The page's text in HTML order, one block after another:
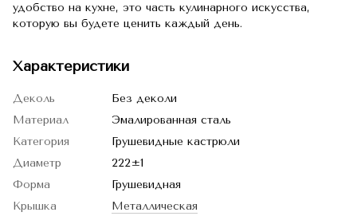
удобство на кухне, это часть кулинарного искусства,
которую вы будете ценить каждый день.
Характеристики
Деколь
Без деколи
Материал
Эмалированная сталь
Категория
Грушевидные кастрюли
Диаметр
222±1
Форма
Грушевидная
Крышка
Металлическая